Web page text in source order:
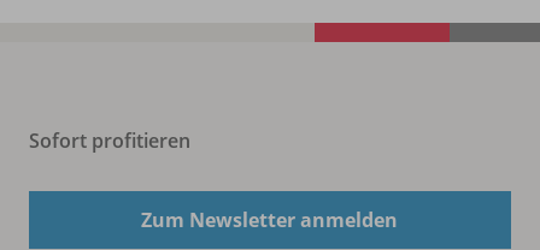
Sofort profitieren
Zum Newsletter anmelden